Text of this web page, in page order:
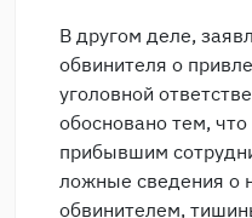
В другом деле,
обвинителя о
уголовной
обосновано тем,
прибывшим
ложные сведения о
обвинителем,